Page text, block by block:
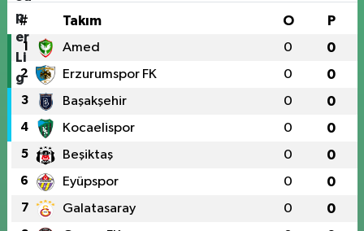
# Takım O P
1 Amed 0 0
2 Erzurumspor FK 0 0
3 Başakşehir 0 0
4 Kocaelispor 0 0
5 Beşiktaş 0 0
6 Eyüpspor 0 0
7 Galatasaray 0 0